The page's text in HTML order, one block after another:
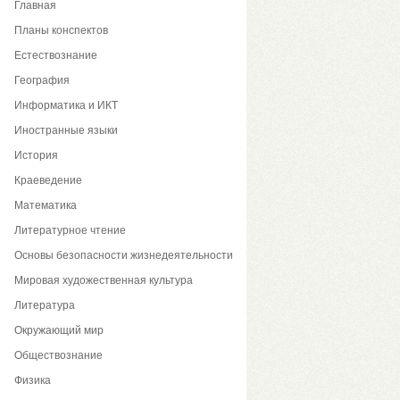
Главная
Планы конспектов
Естествознание
География
Информатика и ИКТ
Иностранные языки
История
Краеведение
Математика
Литературное чтение
Основы безопасности жизнедеятельности
Мировая художественная культура
Литература
Окружающий мир
Обществознание
Физика